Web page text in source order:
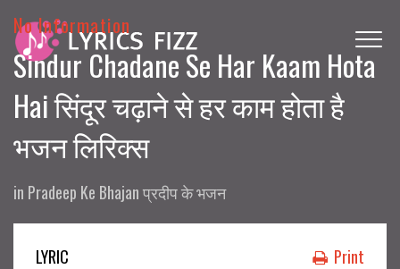
No Information
Sindur Chadane Se Har Kaam Hota
Hai सिंदूर चढ़ाने से हर काम होता है
भजन लिरिक्स
in Pradeep Ke Bhajan प्रदीप के भजन
LYRIC Print